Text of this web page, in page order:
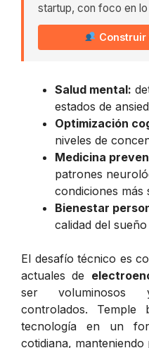
startup, con foco en
Construir
Salud mental:
estados de
Optimización
niveles de
Medicina
patrones
condiciones más
Bienestar
calidad del
El desafío técnico es
actuales de
ser voluminosos
controlados. Temple
tecnología en un
cotidiana,